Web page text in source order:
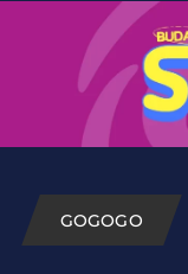
GOGOGO